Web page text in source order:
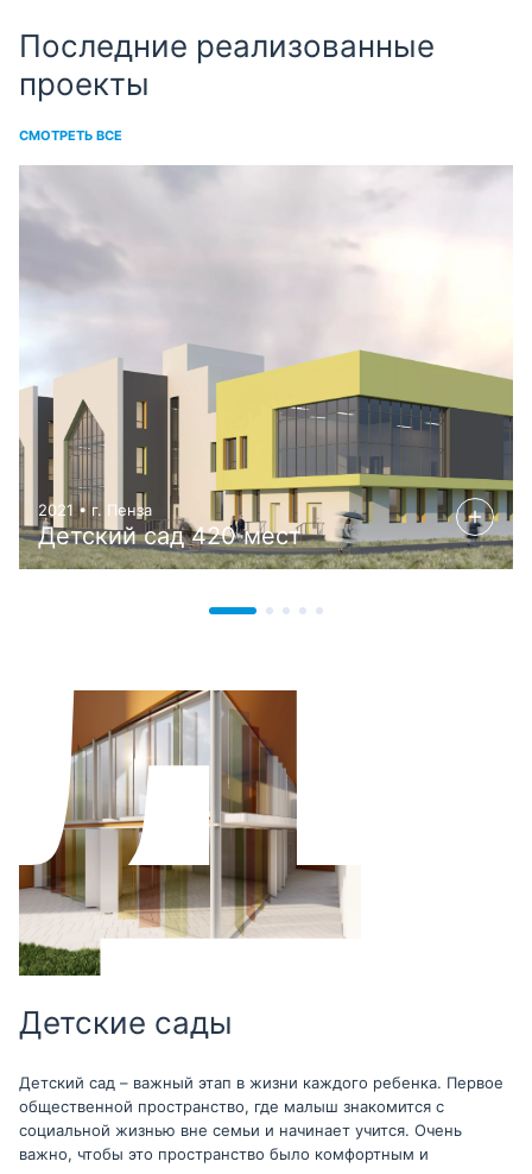
Последние реализованные
проекты
СМОТРЕТЬ ВСЕ
2021 • г. Пенза
Детский сад 420 мест
Детские сады
Детский сад – важный этап в жизни каждого ребенка. Первое
общественной пространство, где малыш знакомится с
социальной жизнью вне семьи и начинает учится. Очень
важно, чтобы это пространство было комфортным и